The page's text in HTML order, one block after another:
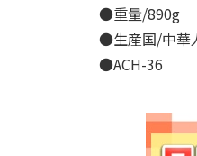
●重量/890g
●生産国/中華
●ACH-36